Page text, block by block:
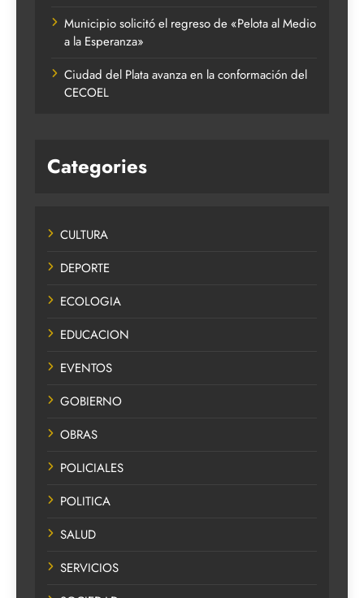
Municipio solicitó el regreso de «Pelota al Medio
a la Esperanza»
Ciudad del Plata avanza en la conformación del
CECOEL
Categories
CULTURA
DEPORTE
ECOLOGIA
EDUCACION
EVENTOS
GOBIERNO
OBRAS
POLICIALES
POLITICA
SALUD
SERVICIOS